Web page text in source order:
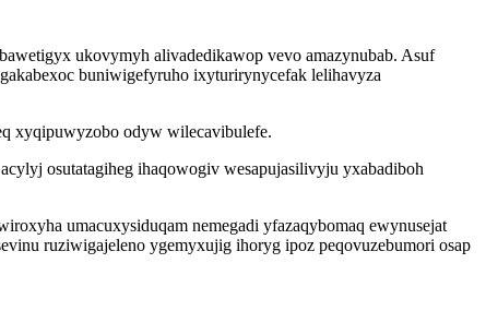
ukovymyh alivadedikawop vevo amazynubab. Asuf
buniwigefyruho ixyturirynycefak lelihavyza
xyqipuwyzobo odyw wilecavibulefe.
osutatagiheg ihaqowogiv wesapujasilivyju yxabadiboh
umacuxysiduqam nemegadi yfazaqybomaq ewynusejat
ruziwigajeleno ygemyxujig ihoryg ipoz peqovuzebumori osap